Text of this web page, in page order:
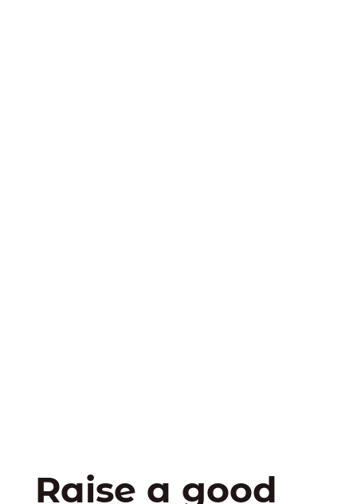
Raise a good